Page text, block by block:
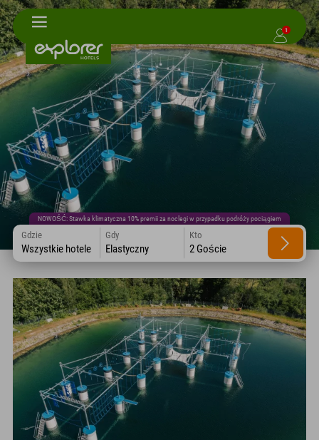
1
NOWOŚĆ: Stawka klimatyczna 10% premii za noclegi w przypadku podróży pociągiem
Gdzie
Wszystkie hotele
Gdy
Elastyczny
Kto
2 Goście